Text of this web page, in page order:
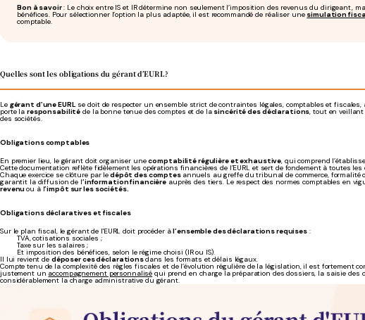
Bon à savoir: Le choix entre IS et IR détermine non seulement l’imposition des revenus du dirigeant,
bénéfices. Pour sélectionner l’option la plus adaptée, il est recommandé de réaliser une simulation
comptable.
Quelles sont les obligations du gérant d’EURL ?
Le gérant d’une EURLse doit de respecter un ensemble strict de contraintes légales, comptables et
porte la responsabilité de la bonne tenue des comptes et de la sincérité des déclarations, tout en veillant
des sociétés.
Obligations comptables
En premier lieu, le gérant doit organiser unecomptabilité régulière et exhaustive, qui comprend
Cette documentation reflète fidèlement les opérations financières de l’EURL et sert de fondement à toutes
Chaque exercice se clôture par ledépôt des comptes annuels au greffe du tribunal de commerce, formalité
garantit la diffusion de l’information financière auprès des tiers. Le respect des normes comptables en
revenuou à l’impôt sur les sociétés.
Obligations déclaratives et fiscales
Sur le plan fiscal, le gérant de l'EURL doit procéder àl’ensemble des déclarations requises:
TVA, cotisations sociales ;
Taxe sur les salaires ;
Et imposition des bénéfices, selon le régime choisi (IR ou IS).
Il lui revient de déposer ces déclarationsdans les formats et délais légaux.
Compte tenu de la complexité des règles fiscales et de l’évolution régulière de la législation, il est fortement
justement un accompagnement personnalisé qui prend en charge la préparation des dossiers, la saisie des
considérablement la charge administrative du gérant.